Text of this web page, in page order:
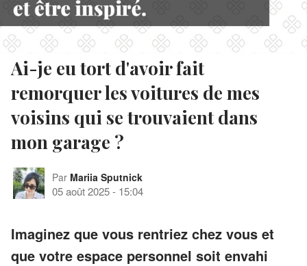
Ai-je eu tort d'avoir fait
remorquer les voitures de mes
voisins qui se trouvaient dans
mon garage ?
Par Mariia Sputnick
05 août 2025- 15:04
Imaginez que vous rentriez chez vous et
que votre espace personnel soit envahi